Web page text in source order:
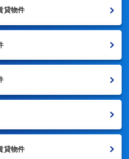
貸物件
貸物件